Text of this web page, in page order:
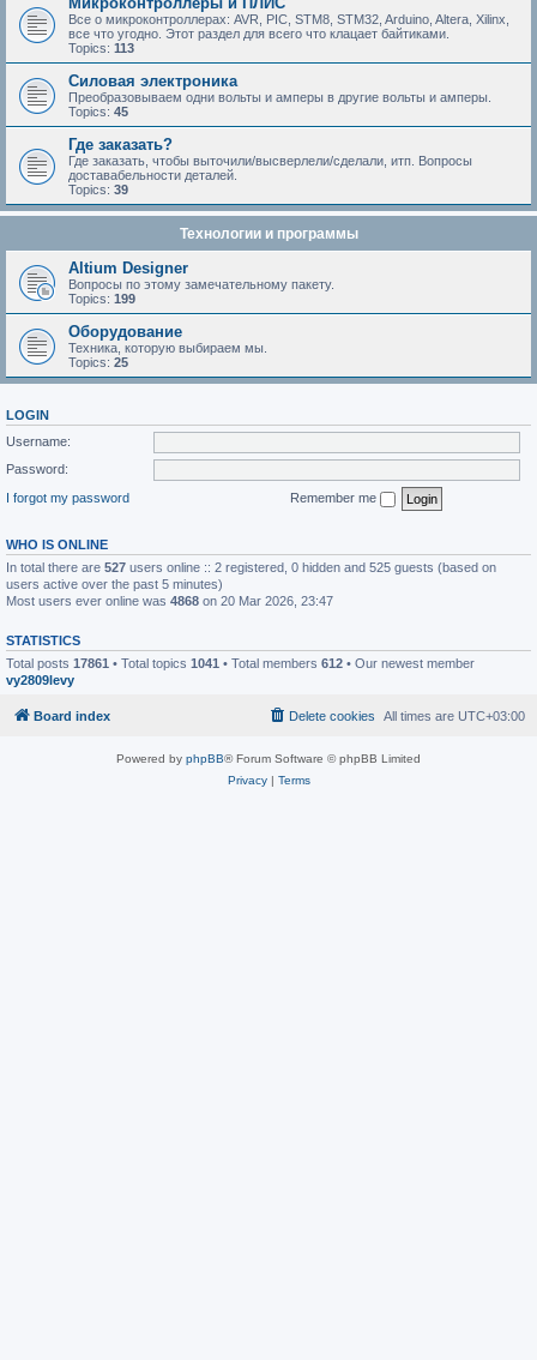
Все о микроконтроллерах: AVR, PIC, STM8, STM32, Arduino, Altera, Xilinx,
все что угодно. Этот раздел для всего что клацает байтиками.
Topics: 113
Силовая электроника
Преобразовываем одни вольты и амперы в другие вольты и амперы.
Topics: 45
Где заказать?
Где заказать, чтобы выточили/высверлели/сделали, итп. Вопросы
доставабельности деталей.
Topics: 39
Технологии и программы
Altium Designer
Вопросы по этому замечательному пакету.
Topics: 199
Оборудование
Техника, которую выбираем мы.
Topics: 25
LOGIN
Username:
Password:
I forgot my password
Remember me
WHO IS ONLINE
In total there are 527 users online :: 2 registered, 0 hidden and 525 guests (based on
users active over the past 5 minutes)
Most users ever online was 4868 on 20 Mar 2026, 23:47
STATISTICS
Total posts 17861 • Total topics 1041 • Total members 612 • Our newest member
vy2809levy
Board index All times are UTC+03:00
Delete cookies
Powered by phpBB® Forum Software © phpBB Limited
Privacy| Terms